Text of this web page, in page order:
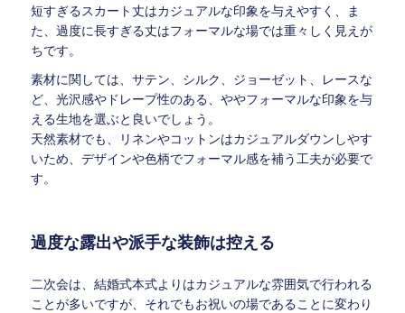
短すぎるスカート丈はカジュアルな印象を与えやすく、ま
た、過度に長すぎる丈はフォーマルな場では重々しく見えが
ちです。
素材に関しては、サテン、シルク、ジョーゼット、レースな
ど、光沢感やドレープ性のある、ややフォーマルな印象を与
える生地を選ぶと良いでしょう。
天然素材でも、リネンやコットンはカジュアルダウンしやす
いため、デザインや色柄でフォーマル感を補う工夫が必要で
す。
過度な露出や派手な装飾は控える
二次会は、結婚式本式よりはカジュアルな雰囲気で行われる
ことが多いですが、それでもお祝いの場であることに変わり